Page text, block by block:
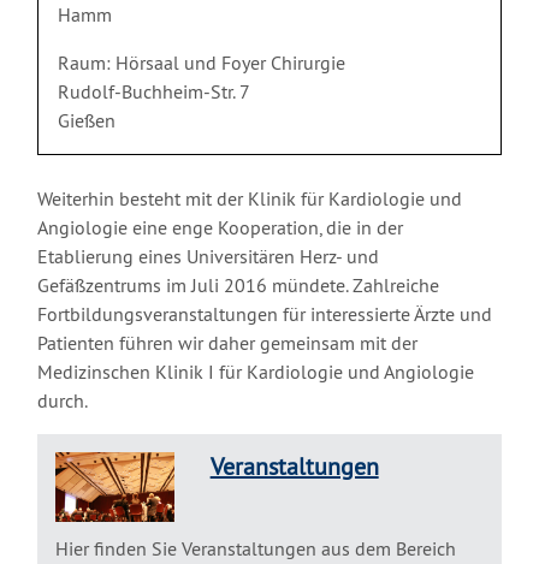
Hamm
Raum: Hörsaal und Foyer Chirurgie
Rudolf-Buchheim-Str. 7
Gießen
Weiterhin besteht mit der Klinik für Kardiologie und
Angiologie eine enge Kooperation, die in der
Etablierung eines Universitären Herz- und
Gefäßzentrums im Juli 2016 mündete. Zahlreiche
Fortbildungsveranstaltungen für interessierte Ärzte und
Patienten führen wir daher gemeinsam mit der
Medizinschen Klinik I für Kardiologie und Angiologie
durch.
Veranstaltungen
Hier finden Sie Veranstaltungen aus dem Bereich